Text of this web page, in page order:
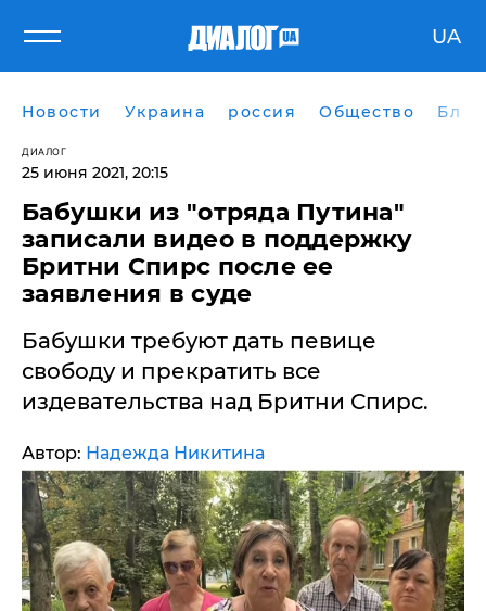
UA
Новости Украина россия Общество
ДИАЛОГ
25 июня 2021, 20:15
Бабушки из "отряда Путина"
записали видео в поддержку
Бритни Спирс после ее
заявления в суде
Бабушки требуют дать певице
свободу и прекратить все
издевательства над Бритни Спирс.
Автор: Надежда Никитина